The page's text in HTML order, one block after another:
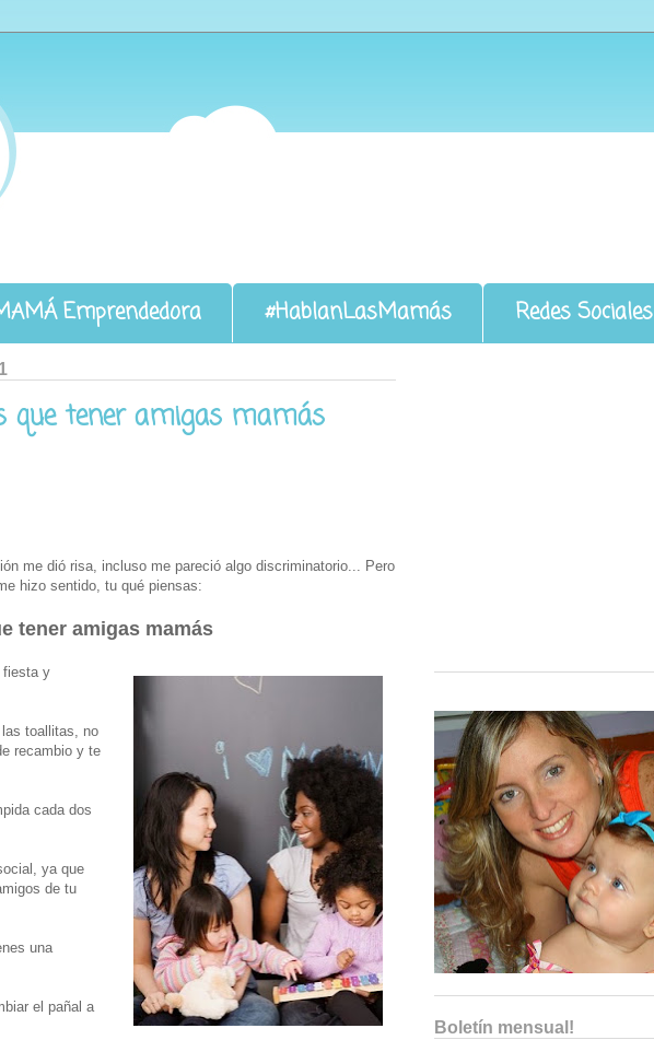
Emprendedora #HablanLasMamás Redes Sociales
que tener amigas mamás
me dió risa, incluso me pareció algo discriminatorio... Pero
hizo sentido, tu qué piensas:
tener amigas mamás
fiesta y
toallitas, no
recambio y te
cada dos
ya que
de tu
una
el pañal a
Boletín mensual!